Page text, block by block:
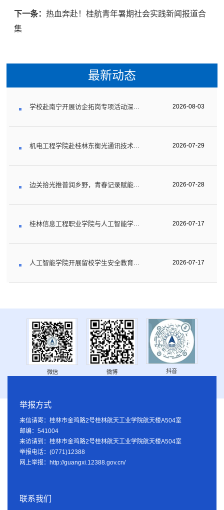
下一条：热血奔赴！桂航青年暑期社会实践新闻报道合
集
最新动态
学校赴南宁开展访企拓岗专项活动深... 2026-08-03
机电工程学院赴桂林东衡光通讯技术... 2026-07-29
边关拾光推普润乡野，青春记录赋能... 2026-07-28
桂林信息工程职业学院与人工智能学... 2026-07-17
人工智能学院开展留校学生安全教育... 2026-07-17
微信 微博 抖音
举报方式
来信请寄：桂林市金鸡路2号桂林航天工业学院航天楼A504室
邮编：541004
来访请到：桂林市金鸡路2号桂林航天工业学院航天楼A504室
举报电话：(0771)12388
网上举报：http://guangxi.12388.gov.cn/
联系我们